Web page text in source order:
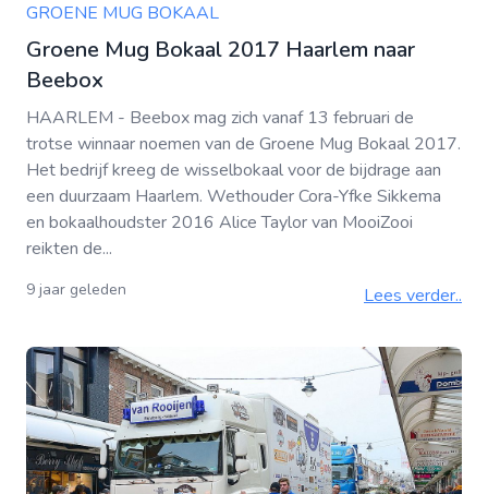
GROENE MUG BOKAAL
Groene Mug Bokaal 2017 Haarlem naar
Beebox
HAARLEM - Beebox mag zich vanaf 13 februari de
trotse winnaar noemen van de Groene Mug Bokaal 2017.
Het bedrijf kreeg de wisselbokaal voor de bijdrage aan
een duurzaam Haarlem. Wethouder Cora-Yfke Sikkema
en bokaalhoudster 2016 Alice Taylor van MooiZooi
reikten de...
9 jaar geleden Lees verder..